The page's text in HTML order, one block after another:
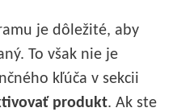
je dôležité, aby
To však nie je
kľúča v sekcii
produkt. Ak ste